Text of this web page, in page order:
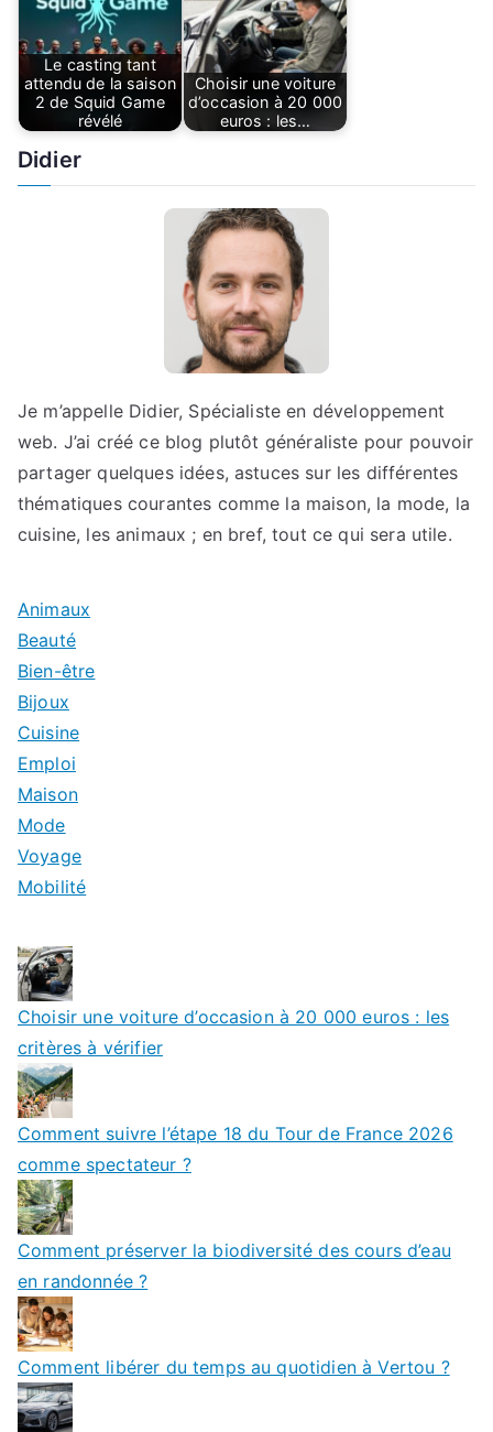
Le casting tant
attendu de la saison
2 de Squid Game
révélé
Choisir une voiture
d’occasion à 20 000
euros : les…
Didier
Je m’appelle Didier, Spécialiste en développement
web. J’ai créé ce blog plutôt généraliste pour pouvoir
partager quelques idées, astuces sur les différentes
thématiques courantes comme la maison, la mode, la
cuisine, les animaux ; en bref, tout ce qui sera utile.
Animaux
Beauté
Bien-être
Bijoux
Cuisine
Emploi
Maison
Mode
Voyage
Mobilité
Choisir une voiture d’occasion à 20 000 euros : les
critères à vérifier
Comment suivre l’étape 18 du Tour de France 2026
comme spectateur ?
Comment préserver la biodiversité des cours d’eau
en randonnée ?
Comment libérer du temps au quotidien à Vertou ?